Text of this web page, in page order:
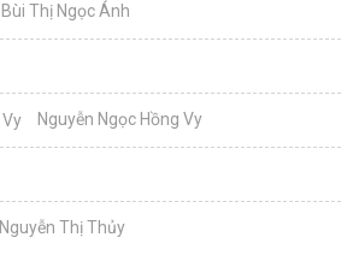
Bùi Thị Ngọc Ánh
Nguyễn Ngọc Hồng Vy
Nguyễn Thị Thủy